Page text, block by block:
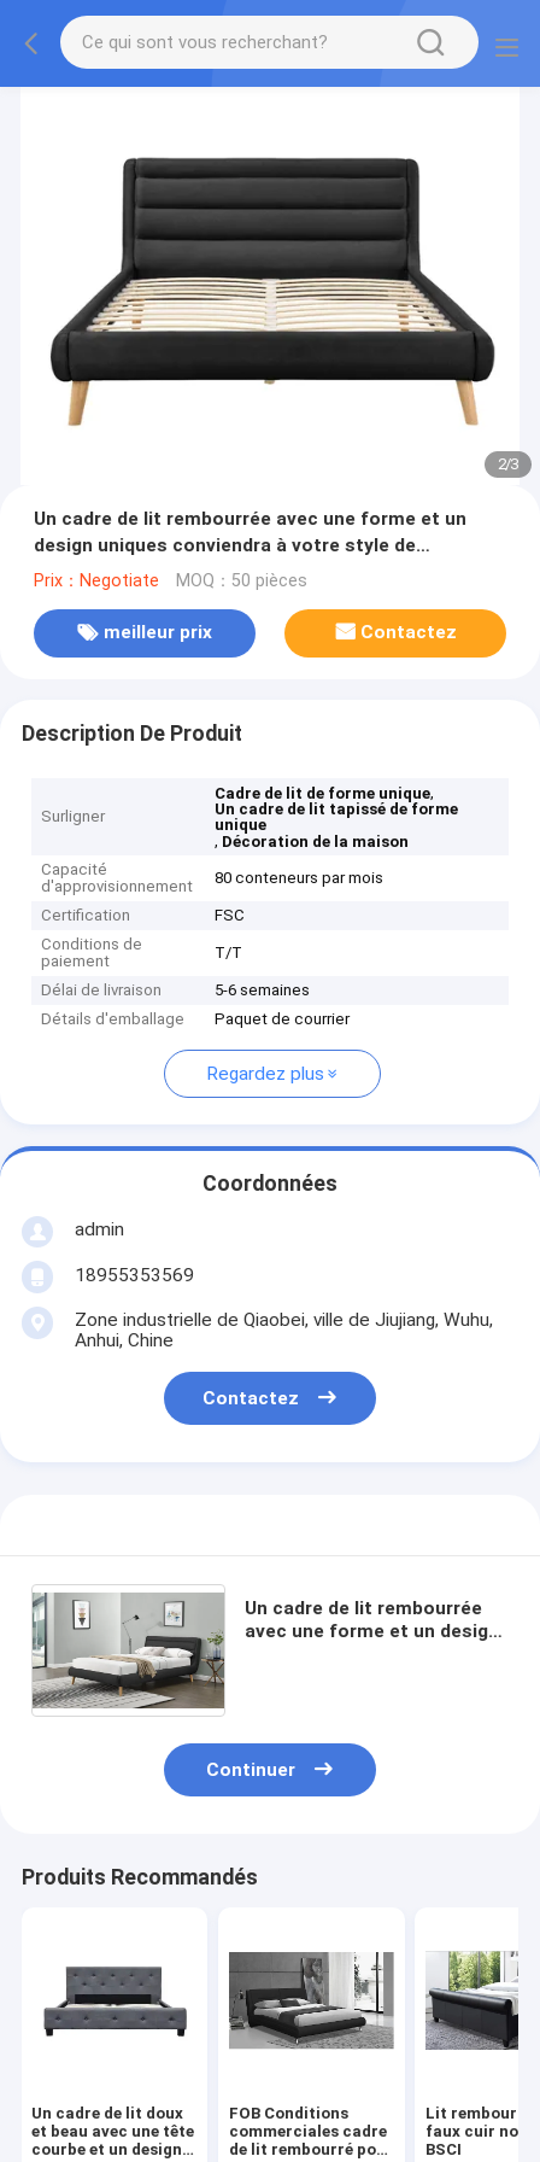
2/3
Un cadre de lit rembourrée avec une forme et un
design uniques conviendra à votre style de
décoration.
Prix：Negotiate MOQ：50 pièces
meilleur prix Contactez
Description De Produit
Surligner
Cadre de lit de forme unique,
Un cadre de lit tapissé de forme
unique
, Décoration de la maison
Capacité
d'approvisionnement
80 conteneurs par mois
Certification
FSC
Conditions de
paiement
T/T
Délai de livraison
5-6 semaines
Détails d'emballage
Paquet de courrier
Regardez plus
Coordonnées
admin
18955353569
Zone industrielle de Qiaobei, ville de Jiujiang, Wuhu,
Anhui, Chine
Contactez
Un cadre de lit rembourrée
avec une forme et un design
Continuer
Produits Recommandés
Un cadre de lit doux
et beau avec une tête
courbe et un design
FOB Conditions
commerciales cadre
de lit rembourré pour
Lit rembourré
faux cuir noir
BSCI